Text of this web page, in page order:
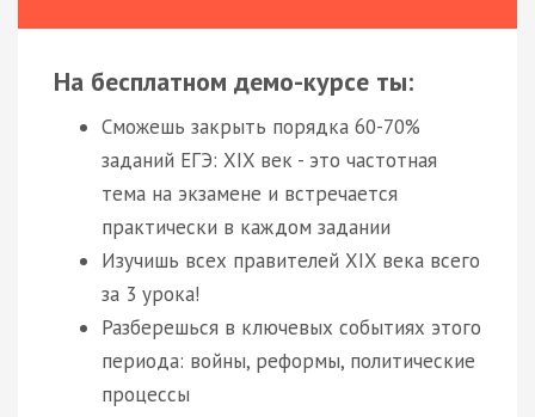
На бесплатном демо-курсе ты:
Сможешь закрыть порядка 60-70%
заданий ЕГЭ: XIX век - это частотная
тема на экзамене и встречается
практически в каждом задании
Изучишь всех правителей XIX века всего
за 3 урока!
Разберешься в ключевых событиях этого
периода: войны, реформы, политические
процессы